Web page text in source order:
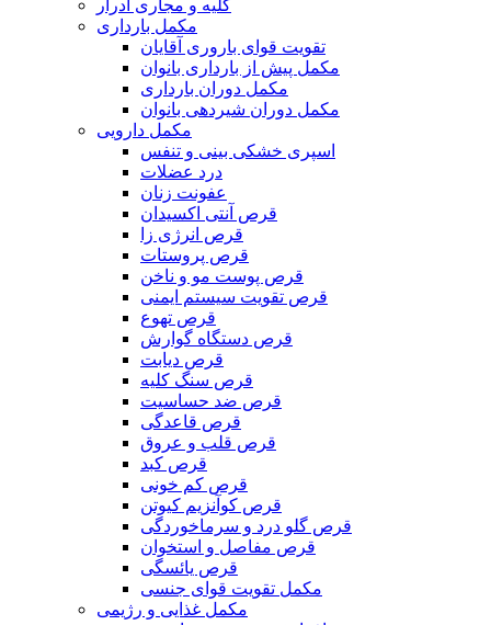
کلیه و مجاری ادرار
مکمل بارداری
تقویت قوای باروری آقایان
مکمل پیش از بارداری بانوان
مکمل دوران بارداری
مکمل دوران شیردهی بانوان
مکمل دارویی
اسپری خشکی بینی و تنفس
درد عضلات
عفونت زنان
قرص آنتی اکسیدان
قرص انرژی زا
قرص پروستات
قرص پوست مو و ناخن
قرص تقویت سیستم ایمنی
قرص تهوع
قرص دستگاه گوارش
قرص دیابت
قرص سنگ کلیه
قرص ضد حساسیت
قرص قاعدگی
قرص قلب و عروق
قرص کبد
قرص کم خونی
قرص کوآنزیم کیوتن
قرص گلو درد و سرماخوردگی
قرص مفاصل و استخوان
قرص یائسگی
مکمل تقویت قوای جنسی
مکمل غذایی و رژیمی